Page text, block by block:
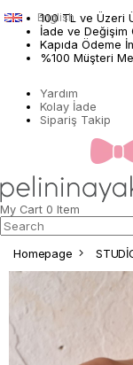
100 TL ve Üzeri
İade ve Değişim
Kapıda Ödeme
%100 Müşteri
Yardım
Kolay İade
Sipariş Takip
English
My Cart 0 Item
Homepage